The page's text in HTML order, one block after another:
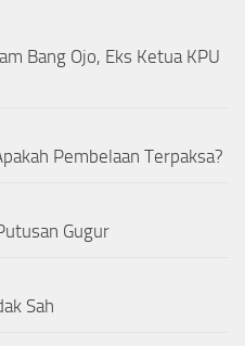
Bang Ojo, Eks Ketua KPU
Pembelaan Terpaksa?
Gugur
Sah